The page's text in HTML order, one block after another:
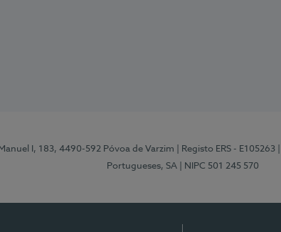
I, 183, 4490-592 Póvoa de Varzim | Registo ERS - E105263
Portugueses, SA
| NIPC 501 245 570